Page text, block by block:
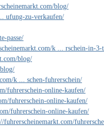
blog/
ufung-zu-verkaufen/
passe/
k ... rschein-in-3-
blog/
k ... schen-fuhrerschein/
fuhrerschein-online-kaufen/
fuhrerschein-online-kaufen/
fuhrerschein-online-kaufen/
fuhrerscheinemarkt.com/